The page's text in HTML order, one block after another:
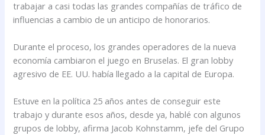
trabajar a casi todas las grandes compañías de tráfico de
influencias a cambio de un anticipo de honorarios.
Durante el proceso, los grandes operadores de la nueva
economía cambiaron el juego en Bruselas. El gran lobby
agresivo de EE. UU. había llegado a la capital de Europa.
Estuve en la política 25 años antes de conseguir este
trabajo y durante esos años, desde ya, hablé con algunos
grupos de lobby, afirma Jacob Kohnstamm, jefe del Grupo